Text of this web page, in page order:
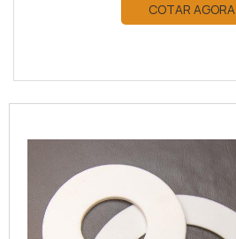
COTAR AGORA